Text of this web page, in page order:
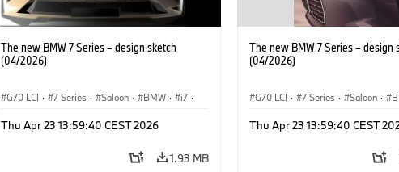
The new BMW 7 Series – design sketch
(04/2026)
G70 LCI · 7 Series · Saloon · BMW · i7 ·
Thu Apr 23 13:59:40 CEST 2026
1.93 MB
The new BMW 7 Series – design
(04/2026)
G70 LCI · 7 Series · Saloon ·
Thu Apr 23 13:59:40 CEST